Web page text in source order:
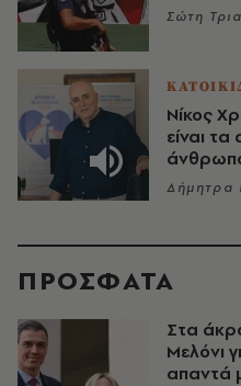
Σώτη
Νίκος
είναι
Δήμητρα
ΠΡΟΣΦΑΤΑ
Στα
Μελόνι
απαντά